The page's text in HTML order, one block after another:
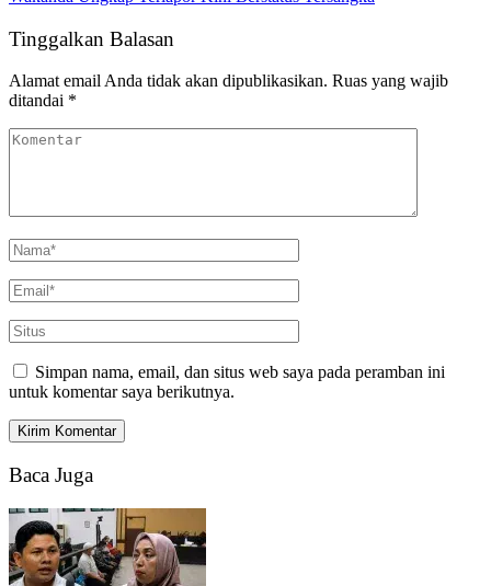
Tinggalkan Balasan
Alamat email Anda tidak akan dipublikasikan. Ruas yang wajib
ditandai *
Simpan nama, email, dan situs web saya pada peramban ini
untuk komentar saya berikutnya.
Baca Juga